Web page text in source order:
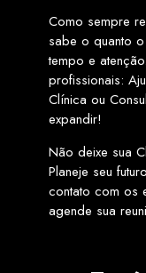
Como sempre
sabe o quanto
tempo e
profissionais:
Clínica ou
expandir!
Não deixe sua
Planeje seu
contato com os
agende sua